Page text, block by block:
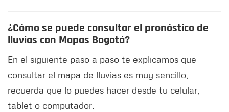
¿Cómo se puede consultar el pronóstico de
lluvias con Mapas Bogotá?
En el siguiente paso a paso te explicamos que
consultar el mapa de lluvias es muy sencillo,
recuerda que lo puedes hacer desde tu celular,
tablet o computador.